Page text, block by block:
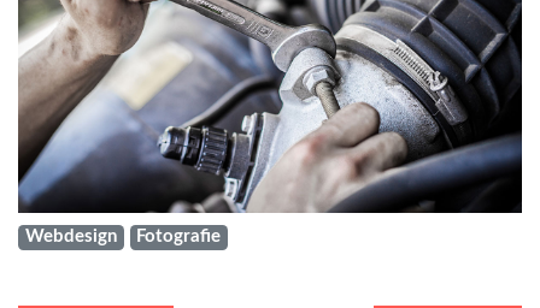
Webdesign Fotografie